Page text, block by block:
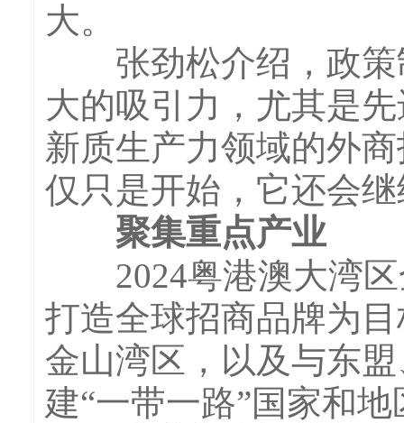
大。
张劲松介绍，政策
大的吸引力，尤其是
新质生产力领域的外
仅只是开始，它还会
聚集重点产业
2024粤港澳大湾区
打造全球招商品牌为
金山湾区，以及与东
建“一带一路”国家和